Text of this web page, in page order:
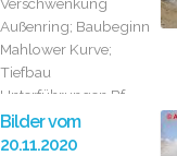
Außenring; Baubeginn
Mahlower Kurve;
Tiefbau
Unterführungen Bf.
Mahlow, EÜ Berliner...
Bilder vom
20.11.2020